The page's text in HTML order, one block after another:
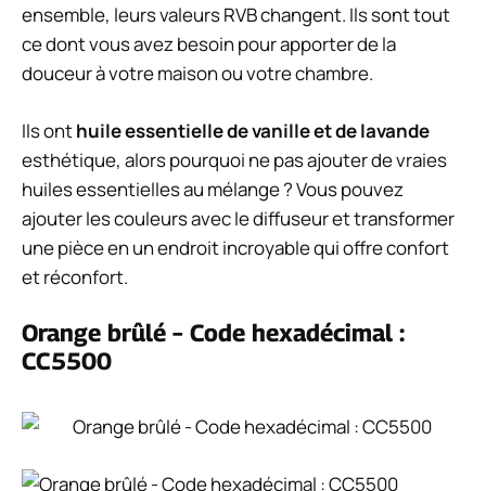
ensemble, leurs valeurs RVB changent. Ils sont tout
ce dont vous avez besoin pour apporter de la
douceur à votre maison ou votre chambre.
Ils onthuile essentielle de vanille et de lavande
esthétique, alors pourquoi ne pas ajouter de vraies
huiles essentielles au mélange ? Vous pouvez
ajouter les couleurs avec le diffuseur et transformer
une pièce en un endroit incroyable qui offre confort
et réconfort.
Orange brûlé – Code hexadécimal :
CC5500